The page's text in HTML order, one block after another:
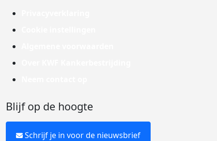
Blijf op de hoogte
Schrijf je in voor de nieuwsbrief